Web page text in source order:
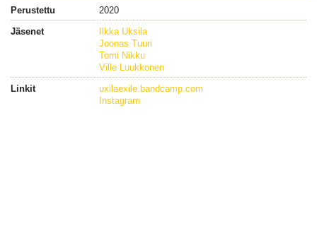
Perustettu
2020
Jäsenet
Ilkka Uksila
Joonas Tuuri
Tomi Nikku
Ville Luukkonen
Linkit
uxilaexile.bandcamp.com
Instagram